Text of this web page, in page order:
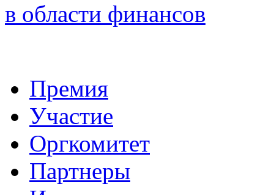
в области финансов
Премия
Участие
Оргкомитет
Партнеры